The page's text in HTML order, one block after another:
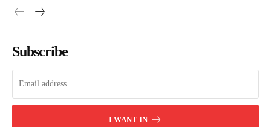
Subscribe
I WANT IN